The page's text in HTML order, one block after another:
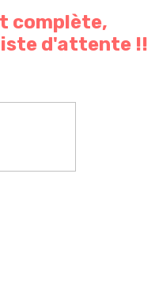
complète,
d'attente !!